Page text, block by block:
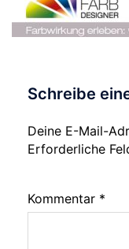
Schreibe
Deine E-Mail-
Erforderliche
Kommentar *